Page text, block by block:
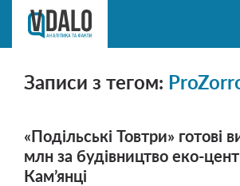
Записи з тегом:
«Подільські Товтри» готові
млн за будівництво еко-
Кам’янці